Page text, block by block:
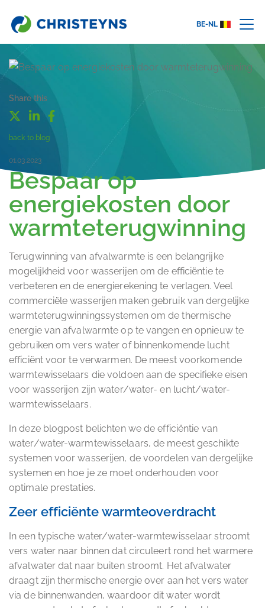
BE-NL
Share this
back to blog
01.03.2023
Bespaar op
energiekosten door
warmteterugwinning
Terugwinning van afvalwarmte is een belangrijke
mogelijkheid voor wasserijen om de efficiëntie te
verbeteren en de energierekening te verlagen. Veel
commerciële wasserijen maken gebruik van dergelijke
warmteterugwinningssystemen om de thermische
energie van afvalwarmte op te vangen en opnieuw te
gebruiken om vers water of binnenkomende lucht
efficiënt voor te verwarmen. De meest voorkomende
warmtewisselaars die voldoen aan de specifieke eisen
voor wasserijen zijn water/water- en lucht/water-
warmtewisselaars.
In deze blogpost belichten we de efficiëntie van
water/water-warmtewisselaars, de meest geschikte
systemen voor wasserijen, de voordelen van dergelijke
systemen en hoe je ze moet onderhouden voor
optimale prestaties.
Zeer efficiënte warmteoverdracht
In een typische water/water-warmtewisselaar stroomt
vers water naar binnen dat circuleert rond het warmere
afvalwater dat naar buiten stroomt. Het afvalwater
draagt zijn thermische energie over aan het vers water
via de binnenwanden, waardoor dit water wordt